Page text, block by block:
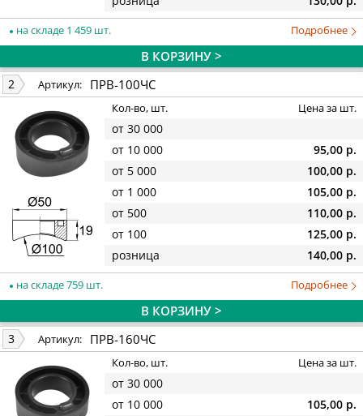
на складе 1 459 шт. Подробнее
В КОРЗИНУ >
2 Артикул: ПРВ-100ЧС
Кол-во, шт. Цена за шт.
от 30 000
от 10 000
95,00 р.
от 5 000
100,00 р.
от 1 000
105,00 р.
от 500
110,00 р.
от 100
125,00 р.
розница
140,00 р.
на складе 759 шт. Подробнее
В КОРЗИНУ >
3 Артикул: ПРВ-160ЧС
Кол-во, шт. Цена за шт.
от 30 000
от 10 000
105,00 р.